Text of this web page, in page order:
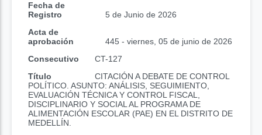
Fecha de
Registro
5 de Junio de 2026
Acta de
aprobación
445 - viernes, 05 de junio de 2026
Consecutivo
CT-127
Título
CITACIÓN A DEBATE DE CONTROL
POLÍTICO. ASUNTO: ANÁLISIS, SEGUIMIENTO,
EVALUACIÓN TÉCNICA Y CONTROL FISCAL,
DISCIPLINARIO Y SOCIAL AL PROGRAMA DE
ALIMENTACIÓN ESCOLAR (PAE) EN EL DISTRITO DE
MEDELLÍN.